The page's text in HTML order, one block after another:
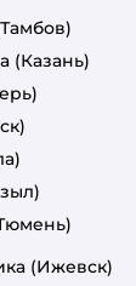
(Казань)
(Ижевск)